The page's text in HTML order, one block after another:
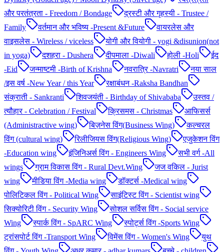
और परतंत्रता - Freedom / Bondage
द्रस्टी और गृहस्यी - Trustee /
Family
वर्तमान और भविष्य -Present &Future
वायरलेस और
वाइसलेस - Wireless / viceless
योगी और वियोगी - yogi &disunion(not
in yoga)
दशहरा - Dushera दीपमाला -Diwali होली -Holi
ईद
-Eid
जन्माष्टमी -Birth of Krishna नवरात्रि -Navratri
नया साल
/इस वर्ष -New Year / this Year
रक्षाबंधन -Raksha Bandhan
संक्राती - Sankranti
शिवजयंती - Birthday of Shivababa
उस्तव /
त्यौहार - Celebration / Festival
क्रिसमस - Christmas
आफिसर्स
(Administractive wing)
बिज़नेस विंग(Business Wing)
कल्चरल
विंग (cultural wing)
रिलीजियस विंग(Religious Wing)
एजुकेशन विंग
-Education wing
इंजिनिअर्स विंग - Engineers Wing
सभी वर्ग -All
wings
ग्राम विकास विंग - Rural Devt.Wing
जज वकिल - Jurist
wing
मीडिया विंग -Media wing
डॉक्टर्स -Medical wing
पोलिटिकल विंग - Political Wing
साइंटिस्ट विंग - Scientist wing
सिक्योरिटी विंग - Security Wing
सोशल सर्विस विंग - Social service
Wing
स्पार्क विंग - SpARC Wing
स्पोर्ट्स विंग -Sports Wing
ट्रांसपोर्ट विंग -Transport Wing
विमेंस विंग - Women's Wing
युथ